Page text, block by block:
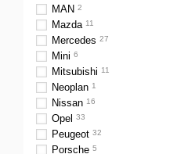
MAN 2
Mazda 11
Mercedes 27
Mini 6
Mitsubishi 11
Neoplan 1
Nissan 16
Opel 33
Peugeot 32
Porsche 5